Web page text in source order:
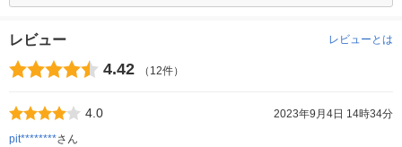
レビュー レビューとは
4.42 （12件）
4.0
2023年9月4日 14時34分
pit********さん